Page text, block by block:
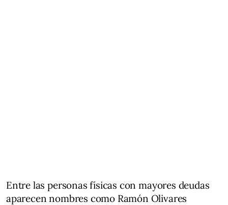
Entre las personas físicas con mayores deudas
aparecen nombres como Ramón Olivares